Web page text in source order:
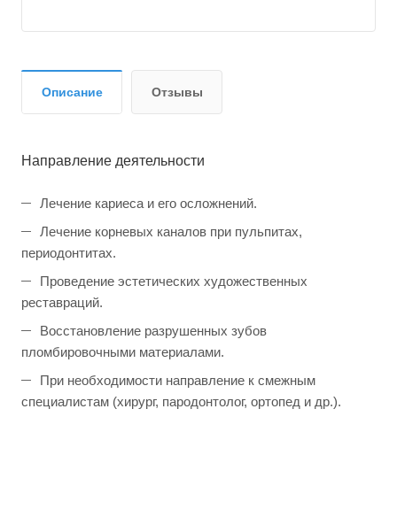
Описание Отзывы
Направление деятельности
Лечение кариеса и его осложнений.
Лечение корневых каналов при пульпитах,
периодонтитах.
Проведение эстетических художественных
реставраций.
Восстановление разрушенных зубов
пломбировочными материалами.
При необходимости направление к смежным
специалистам (хирург, пародонтолог, ортопед и др.).